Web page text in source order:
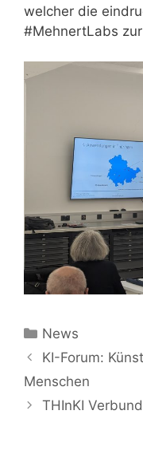
welcher die
#MehnertLabs
Kategorien
News
KI-Forum:
Menschen
THInKI